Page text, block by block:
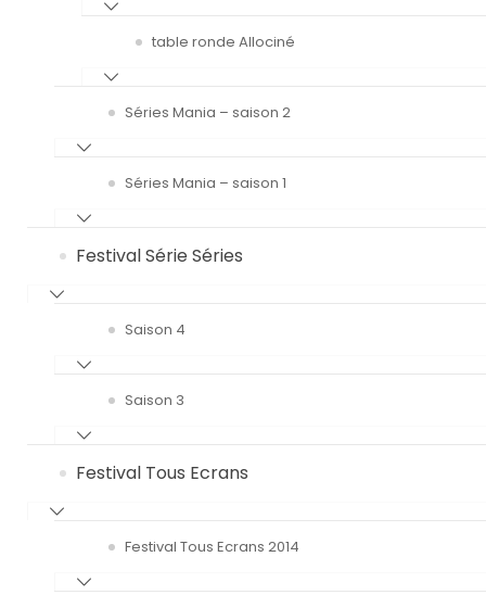
table ronde Allociné
Séries Mania – saison 2
Séries Mania – saison 1
Festival Série Séries
Saison 4
Saison 3
Festival Tous Ecrans
Festival Tous Ecrans 2014